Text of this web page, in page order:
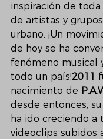
inspiración de
de artistas y
urbano. ¡Un
de hoy se ha
fenómeno musical
todo un país!2011
nacimiento de
desde entonces,
ha ido creciendo a
videoclips subidos